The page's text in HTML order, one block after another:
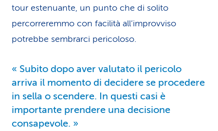
tour estenuante, un punto che di solito
percorreremmo con facilità all’improvviso
potrebbe sembrarci pericoloso.
Subito dopo aver valutato il pericolo
arriva il momento di decidere se procedere
in sella o scendere. In questi casi è
importante prendere una decisione
consapevole.